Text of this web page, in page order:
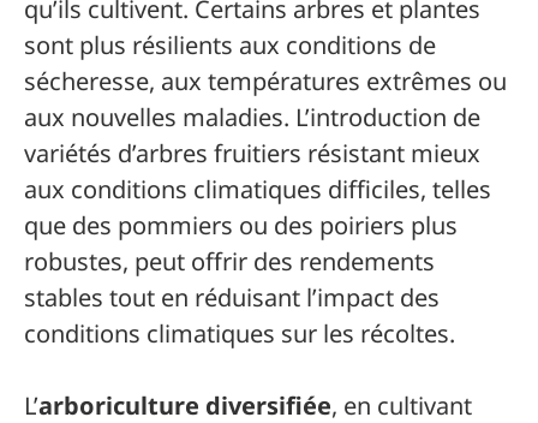
qu’ils cultivent. Certains arbres et plantes
sont plus résilients aux conditions de
sécheresse, aux températures extrêmes ou
aux nouvelles maladies. L’introduction de
variétés d’arbres fruitiers résistant mieux
aux conditions climatiques difficiles, telles
que des pommiers ou des poiriers plus
robustes, peut offrir des rendements
stables tout en réduisant l’impact des
conditions climatiques sur les récoltes.
L’arboriculture diversifiée, en cultivant